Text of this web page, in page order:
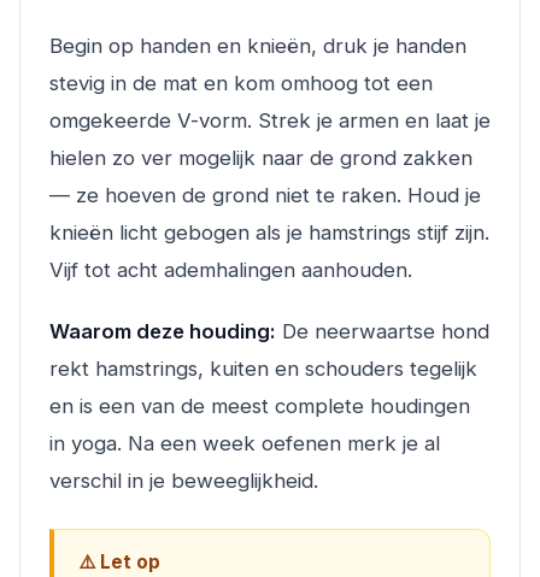
Begin op handen en knieën, druk je handen
stevig in de mat en kom omhoog tot een
omgekeerde V-vorm. Strek je armen en laat je
hielen zo ver mogelijk naar de grond zakken
— ze hoeven de grond niet te raken. Houd je
knieën licht gebogen als je hamstrings stijf zijn.
Vijf tot acht ademhalingen aanhouden.
Waarom deze houding: De neerwaartse hond
rekt hamstrings, kuiten en schouders tegelijk
en is een van de meest complete houdingen
in yoga. Na een week oefenen merk je al
verschil in je beweeglijkheid.
⚠️ Let op